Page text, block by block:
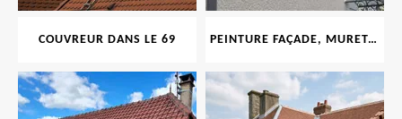
COUVREUR DANS LE 69 PEINTURE FAÇADE, MURET, TOITURE, BOISERIE, FERRONERIE, GOUTTIÈRE 69